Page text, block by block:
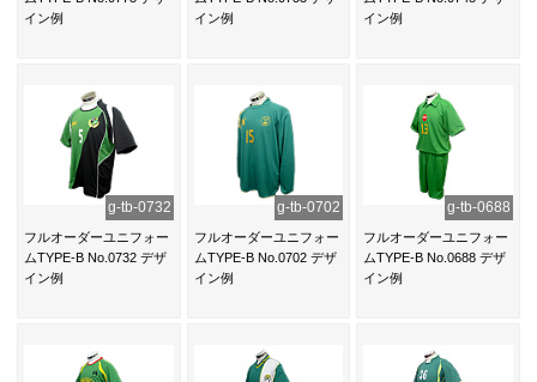
イン例
イン例
イン例
g-tb-0732
フルオーダーユニフォー
ムTYPE-B No.0732 デザ
イン例
g-tb-0702
フルオーダーユニフォー
ムTYPE-B No.0702 デザ
イン例
g-tb-0688
フルオーダーユニフォー
ムTYPE-B No.0688 デザ
イン例